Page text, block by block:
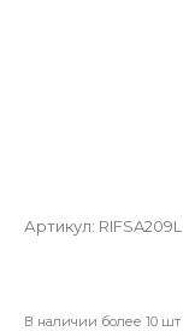
Артикул: RIFSA209L
В наличии более 10 шт